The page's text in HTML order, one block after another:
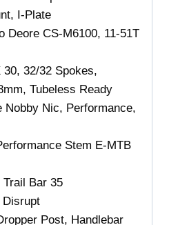
I-Plate
Deore CS-M6100, 11-51T
32/32 Spokes,
Tubeless Ready
Nobby Nic, Performance,
Stem E-MTB
Bar 35
Disrupt
Post, Handlebar